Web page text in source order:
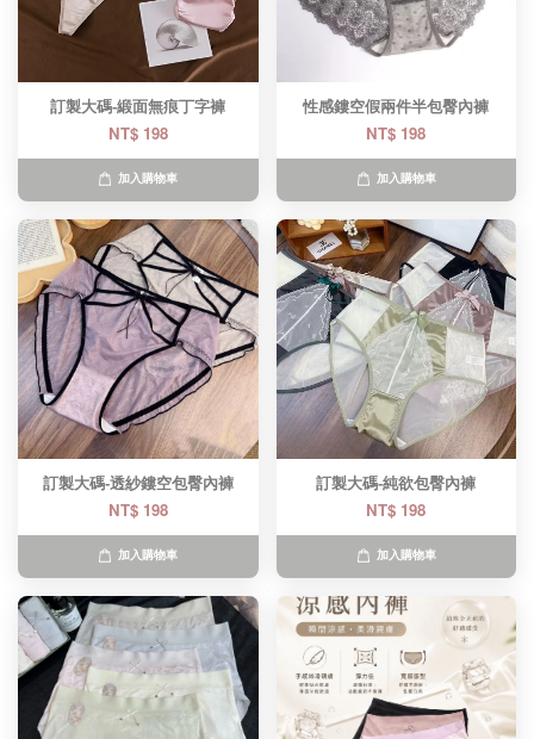
訂製大碼-緞面無痕丁字褲
NT$ 198
加入購物車
性感鏤空假兩件半包臀內褲
NT$ 198
加入購物車
訂製大碼-透紗鏤空包臀內褲
NT$ 198
加入購物車
訂製大碼-純欲包臀內褲
NT$ 198
加入購物車